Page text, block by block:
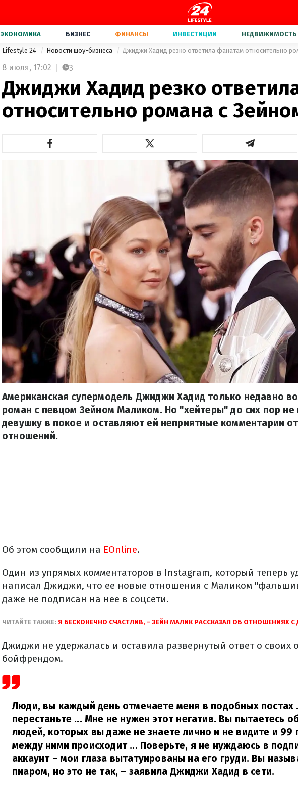
ЭКОНОМИКА БИЗНЕС ФИНАНСЫ ИНВЕСТИЦИИ НЕДВИЖИМОСТЬ
Lifestyle 24 Новости шоу-бизнеса Джиджи Хадид резко ответила фанатам относительно
8 июля, 17:02 3
Джиджи Хадид резко
относительно романа с
Американская супермодель Джиджи Хадид только недавно
роман с певцом Зейном Маликом. Но "хейтеры" до сих пор не
девушку в покое и оставляют ей неприятные комментарии
отношений.
Об этом сообщили на EOnline.
Один из упрямых комментаторов в Instаgram, который теперь
написал Джиджи, что ее новые отношения с Маликом
даже не подписан на нее в соцсети.
ЧИТАЙТЕ ТАКЖЕ: Я БЕСКОНЕЧНО СЧАСТЛИВ, – ЗЕЙН МАЛИК РАССКАЗАЛ ОБ ОТНОШЕНИЯХ
Джиджи не удержалась и оставила развернутый ответ о своих
бойфрендом.
Люди, вы каждый день отмечаете меня в подобных постах
перестаньте ... Мне не нужен этот негатив. Вы пытаетесь
людей, которых вы даже не знаете лично и не видите и 99
между ними происходит ... Поверьте, я не нуждаюсь в
аккаунт – мои глаза вытатуированы на его груди. Вы
пиаром, но это не так, – заявила Джиджи Хадид в сети.